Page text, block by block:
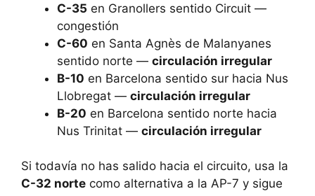
C-35 en Granollers sentido Circuit —
congestión
C-60 en Santa Agnès de Malanyanes
sentido norte — circulación irregular
B-10 en Barcelona sentido sur hacia Nus
Llobregat — circulación irregular
B-20 en Barcelona sentido norte hacia
Nus Trinitat — circulación irregular
Si todavía no has salido hacia el circuito, usa la
C-32 norte como alternativa a la AP-7 y sigue